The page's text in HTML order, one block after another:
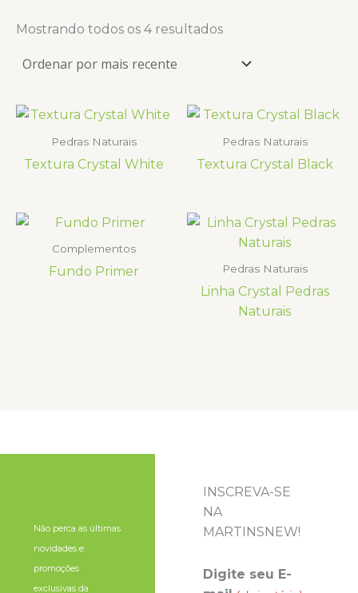
Mostrando todos os 4 resultados
Pedras Naturais
Textura Crystal White
Pedras Naturais
Textura Crystal Black
Complementos
Fundo Primer Pedras Naturais
Linha Crystal Pedras
Naturais
Não perca as últimas
novidades e
promoções
exclusivas da
INSCREVA-SE
NA
MARTINSNEW!
Digite seu E-